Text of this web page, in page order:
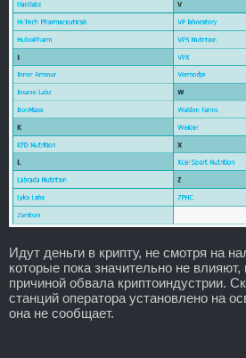
Идут деньги в крипту, не смотря на
которые пока значительно не влияют,
причиной обвала криптоиндустрии.
станций оператора установлено на
она не сообщает.